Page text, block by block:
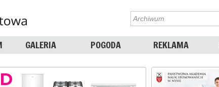
GALERIA POGODA REKLAMA